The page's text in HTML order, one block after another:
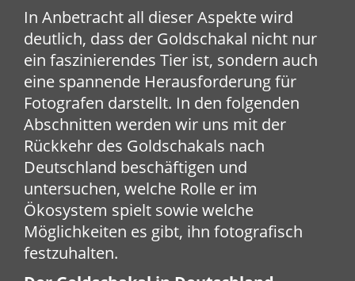
In Anbetracht all dieser Aspekte wird
deutlich, dass der Goldschakal nicht nur
ein faszinierendes Tier ist, sondern auch
eine spannende Herausforderung für
Fotografen darstellt. In den folgenden
Abschnitten werden wir uns mit der
Rückkehr des Goldschakals nach
Deutschland beschäftigen und
untersuchen, welche Rolle er im
Ökosystem spielt sowie welche
Möglichkeiten es gibt, ihn fotografisch
festzuhalten.